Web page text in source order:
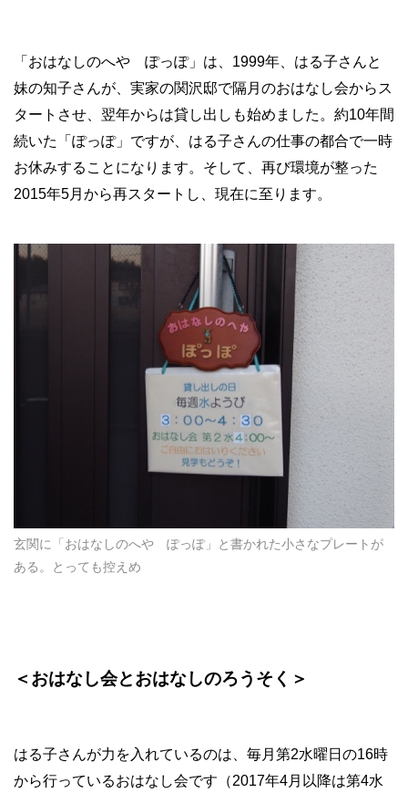
「おはなしのへや ぽっぽ」は、1999年、はる子さんと
妹の知子さんが、実家の関沢邸で隔月のおはなし会からス
タートさせ、翌年からは貸し出しも始めました。約10年間
続いた「ぽっぽ」ですが、はる子さんの仕事の都合で一時
お休みすることになります。そして、再び環境が整った
2015年5月から再スタートし、現在に至ります。
玄関に「おはなしのへや ぽっぽ」と書かれた小さなプレートが
ある。とっても控えめ
＜おはなし会とおはなしのろうそく＞
はる子さんが力を入れているのは、毎月第2水曜日の16時
から行っているおはなし会です（2017年4月以降は第4水